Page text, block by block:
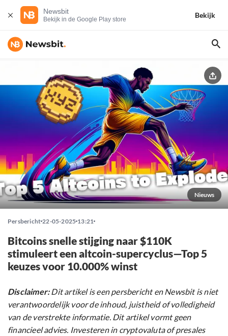
Newsbit
Bekijk in de Google Play store
Bekijk
Nieuws
Persbericht 22-05-2025 13:21
Bitcoins snelle stijging naar $110K
stimuleert een altcoin-supercyclus—Top 5
keuzes voor 10.000% winst
Disclaimer:Dit artikel is een persbericht en Newsbit is niet
verantwoordelijk voor de inhoud, juistheid of volledigheid
van de verstrekte informatie. Dit artikel vormt geen
financieel advies. Investeren in cryptovaluta of presales